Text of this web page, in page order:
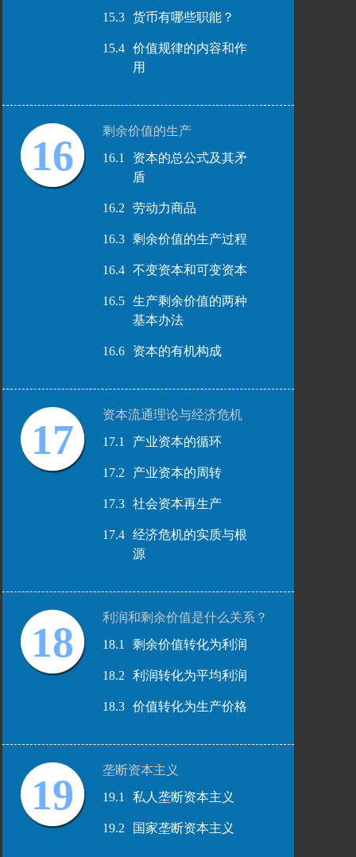
15.3 货币有哪些职能？
15.4
价值规律的内容和作
用
16
剩余价值的生产
16.1
资本的总公式及其矛
盾
16.2 劳动力商品
16.3 剩余价值的生产过程
16.4 不变资本和可变资本
16.5
生产剩余价值的两种
基本办法
16.6 资本的有机构成
17
资本流通理论与经济危机
17.1
产业资本的循环
17.2 产业资本的周转
17.3 社会资本再生产
17.4
经济危机的实质与根
源
18
利润和剩余价值是什么关系？
18.1
剩余价值转化为利润
18.2 利润转化为平均利润
18.3 价值转化为生产价格
19
垄断资本主义
19.1
私人垄断资本主义
19.2 国家垄断资本主义